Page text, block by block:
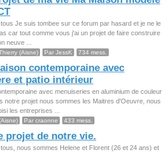
tous Je suis tombee sur ce forum par hasard et je ne le
car tout comme vous j'ai un projet de faire construire
neuve ...
(Aisne) Par JessK 734 mess.
contemporaine avec
et patio intérieur
avec menuiseries en aluminium de couleur
notre projet nous sommes les Maitres d'Oeuvre, nous
les entreprises ...
Par craonne 433 mess.
projet de notre vie.
tous, nous sommes Helene et Florent (26 et 24 ans) et